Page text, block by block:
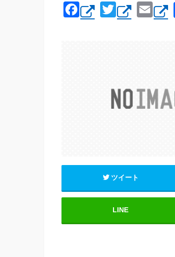
F
a
T
wi
E
m
ツイート
LINE